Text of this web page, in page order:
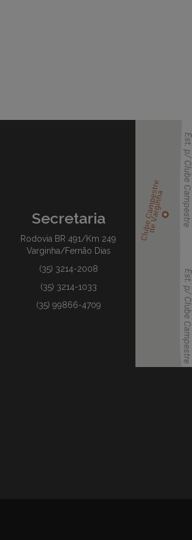
Secretaria
Rodovia BR 491/Km 249
Varginha/Fernão Dias
(35) 3214-2008
(35) 3214-1033
(35) 99866-4709